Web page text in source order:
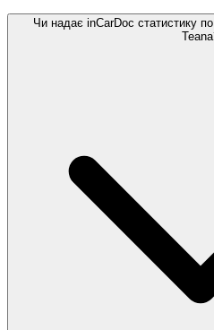
Чи надає inCarDoc статистику